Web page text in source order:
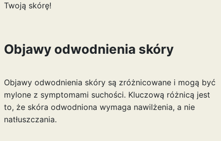
Twoją skórę!
Objawy odwodnienia skóry
Objawy odwodnienia skóry są zróżnicowane i mogą być
mylone z symptomami suchości. Kluczową różnicą jest
to, że skóra odwodniona wymaga nawilżenia, a nie
natłuszczania.